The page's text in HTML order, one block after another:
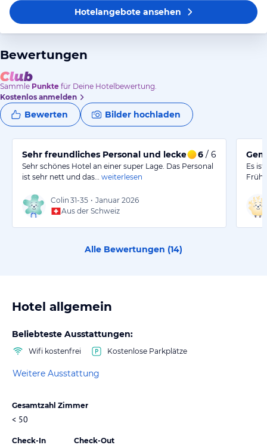
Hotelangeboteansehen
Bewertungen
Sammle Punkte für Deine Hotelbewertung.
Kostenlos anmelden
Bewerten Bilder hochladen
Sehr freundliches Personal und leckeres6 / 6
Sehr schönes Hotel an einer super Lage. Das Personal
ist sehr nett und das…
weiterlesen
Colin 31-35 • Januar 2026
Aus der Schweiz
Es
Alle Bewertungen (14)
Hotel allgemein
Beliebteste Ausstattungen:
Wifi kostenfrei Kostenlose Parkplätze
Weitere Ausstattung
Gesamtzahl Zimmer
< 50
Check-In Check-Out